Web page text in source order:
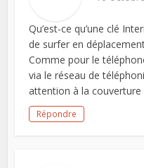
Qu’est-ce qu’une clé
de surfer en
Comme pour le
via le réseau de
attention à la couverture
Répondre